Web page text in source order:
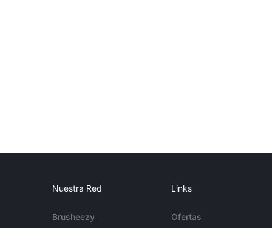
Nuestra Red
Brusheezy
Links
Ofertas